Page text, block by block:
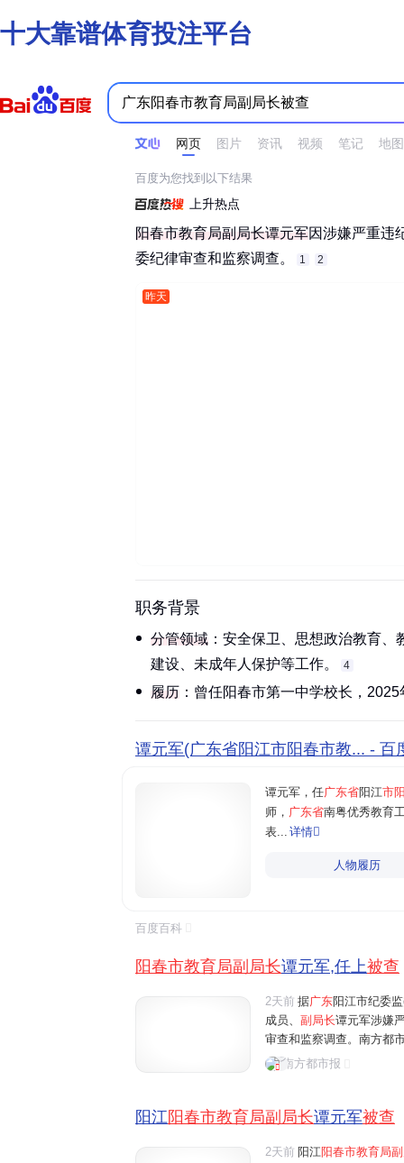
十大靠谱体育投注平台
网页 图片 资讯 视频 笔记 地图
时间不限 所有网页和文件 站点内检索
百度为您找到以下结果
上升热点
阳春市教育局副局长谭元军因涉嫌严重违
委纪律审查和监察调查。‌‌
1 2
昨天
职务背景
分管领域 ：安全保卫、思想政治教育
建设、未成年人保护等工作。‌‌
4
履历 ：曾任阳春市第一中学校长，
谭元军(广东省阳江市阳春市教... - 百
谭元军，任广东省阳江市
师， 广东省南粤优秀教育
表...
详情
人物履历
百度百科
阳春市教育局副局长谭元军,任上被查
2天前 据广东阳江市纪委
成员、 副局长谭元军涉嫌
审查和监察调查。南方都
致杭南方都市报
阳江阳春市教育局副局长谭元军被查
2天前 阳江阳春市教育局